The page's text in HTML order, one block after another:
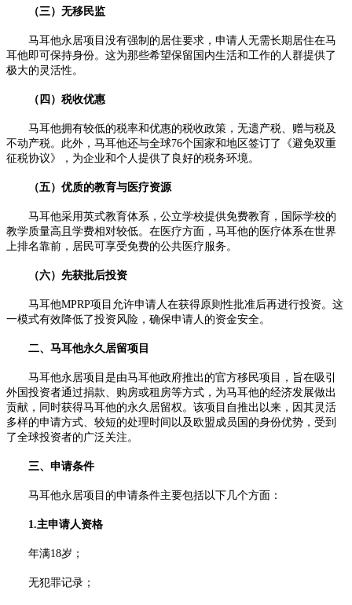
（三）无移民监
马耳他永居项目没有强制的居住要求，申请人无需长期居住在马
耳他即可保持身份。这为那些希望保留国内生活和工作的人群提供了
极大的灵活性。
（四）税收优惠
马耳他拥有较低的税率和优惠的税收政策，无遗产税、赠与税及
不动产税。此外，马耳他还与全球76个国家和地区签订了《避免双重
征税协议》，为企业和个人提供了良好的税务环境。
（五）优质的教育与医疗资源
马耳他采用英式教育体系，公立学校提供免费教育，国际学校的
教学质量高且学费相对较低。在医疗方面，马耳他的医疗体系在世界
上排名靠前，居民可享受免费的公共医疗服务。
（六）先获批后投资
马耳他MPRP项目允许申请人在获得原则性批准后再进行投资。这
一模式有效降低了投资风险，确保申请人的资金安全。
二、马耳他永久居留项目
马耳他永居项目是由马耳他政府推出的官方移民项目，旨在吸引
外国投资者通过捐款、购房或租房等方式，为马耳他的经济发展做出
贡献，同时获得马耳他的永久居留权。该项目自推出以来，因其灵活
多样的申请方式、较短的处理时间以及欧盟成员国的身份优势，受到
了全球投资者的广泛关注。
三、申请条件
马耳他永居项目的申请条件主要包括以下几个方面：
1.主申请人资格
年满18岁；
无犯罪记录；